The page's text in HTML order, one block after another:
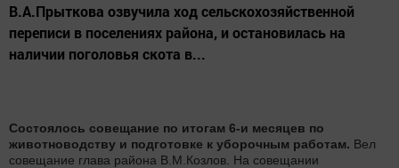
В.А.Прыткова озвучила ход сельскохозяйственной
переписи в поселениях района, и остановилась на
наличии поголовья скота в...
Состоялось совещание по итогам 6-и месяцев по
животноводству и подготовке к уборочным работам. Вел
совещание глава района В.М.Козлов. На совещании